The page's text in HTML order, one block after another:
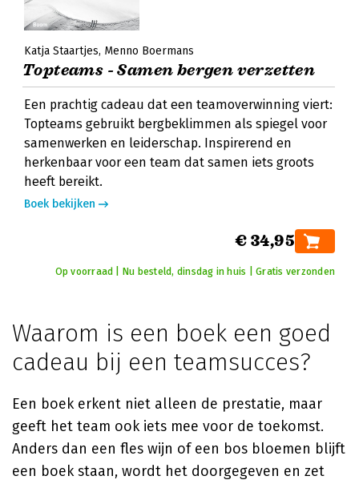
Katja Staartjes Menno Boermans
Topteams - Samen bergen verzetten
Een prachtig cadeau dat een teamoverwinning viert:
Topteams gebruikt bergbeklimmen als spiegel voor
samenwerken en leiderschap. Inspirerend en
herkenbaar voor een team dat samen iets groots
heeft bereikt.
Boek bekijken
€ 34,95
Op voorraad | Nu besteld, dinsdag in huis | Gratis verzonden
Waarom is een boek een goed
cadeau bij een teamsucces?
Een boek erkent niet alleen de prestatie, maar
geeft het team ook iets mee voor de toekomst.
Anders dan een fles wijn of een bos bloemen blijft
een boek staan, wordt het doorgegeven en zet